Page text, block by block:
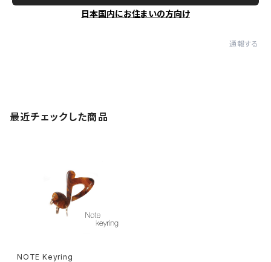
日本国内にお住まいの方向け
通報する
最近チェックした商品
NOTE Keyring